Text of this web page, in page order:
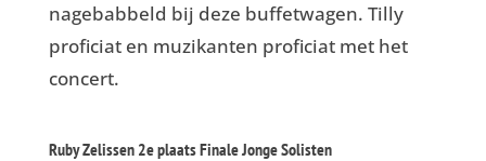
nagebabbeld bij deze buffetwagen. Tilly
proficiat en muzikanten proficiat met het
concert.
Ruby Zelissen 2e plaats Finale Jonge Solisten